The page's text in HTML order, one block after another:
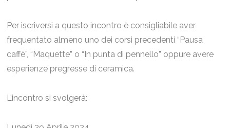
Per iscriversi a questo incontro è consigliabile aver
frequentato almeno uno dei corsi precedenti “Pausa
caffè”, “Maquette” o “In punta di pennello” oppure avere
esperienze pregresse di ceramica.
L’incontro si svolgerà: